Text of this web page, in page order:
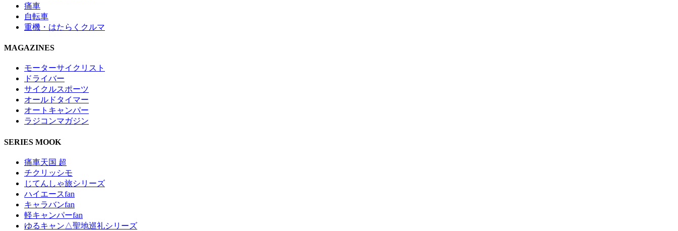
痛車
自転車
重機・はたらくクルマ
MAGAZINES
モーターサイクリスト
ドライバー
サイクルスポーツ
オールドタイマー
オートキャンパー
ラジコンマガジン
SERIES MOOK
痛車天国 超
チクリッシモ
じてんしゃ旅シリーズ
ハイエースfan
キャラバンfan
軽キャンパーfan
ゆるキャン△聖地巡礼シリーズ